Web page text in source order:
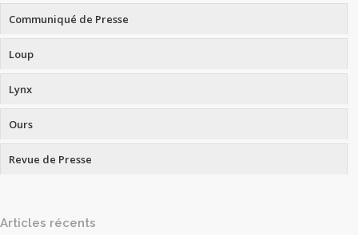
Communiqué de Presse
Loup
Lynx
Ours
Revue de Presse
Articles récents